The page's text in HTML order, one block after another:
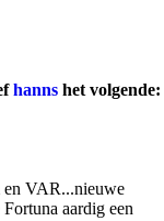
hanns het volgende:
en VAR...nieuwe
aardig een